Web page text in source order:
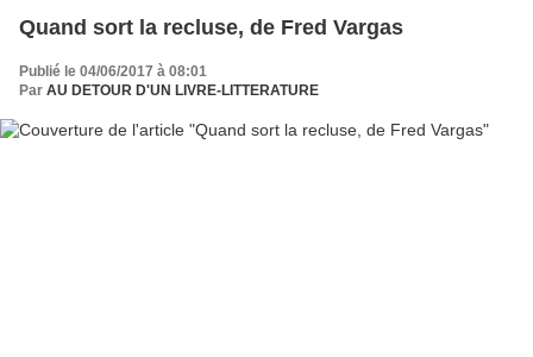
Quand sort la recluse, de Fred Vargas
Publié le 04/06/2017 à 08:01
Par AU DETOUR D'UN LIVRE-LITTERATURE